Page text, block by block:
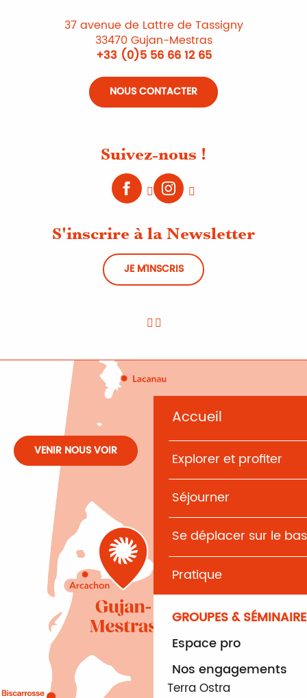
Accueil
Explorer et profiter
Séjourner
Se déplacer sur le
Pratique
GROUPES &
Espace pro
Nos engagements
Terra Ostra
37 avenue de Lattre de Tassigny
33470 Gujan-Mestras
+33 (0)5 56 66 12 65
NOUS CONTACTER
Suivez-nous !
S'inscrire à la Newsletter
JE M'INSCRIS
VENIR NOUS VOIR